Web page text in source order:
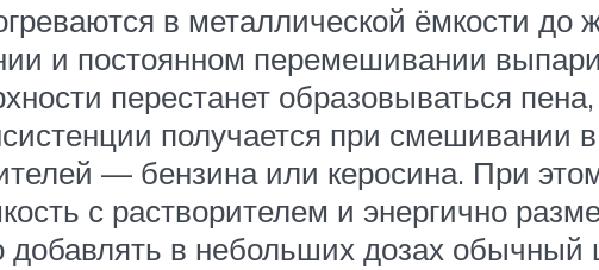
в металлической ёмкости до
и постоянном перемешивании
перестанет образовываться
получается при смешивании
— бензина или керосина. При
с растворителем и энергично
добавлять в небольших дозах обычный